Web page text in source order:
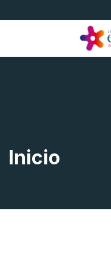
Inicio